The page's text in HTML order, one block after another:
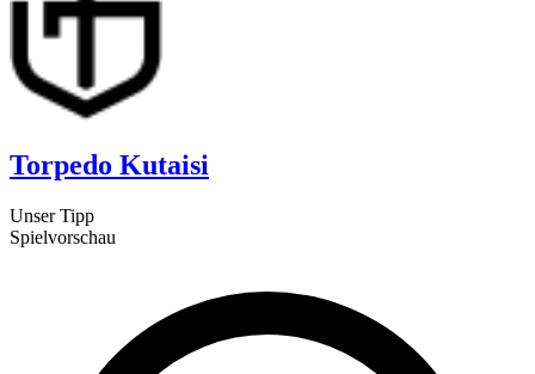
Torpedo Kutaisi
Unser Tipp
Spielvorschau